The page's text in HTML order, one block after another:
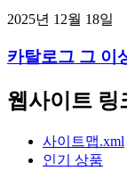
2025년 12월 18일
카탈로그 그 이
웹사이트 링
사이트맵.xml
인기 상품